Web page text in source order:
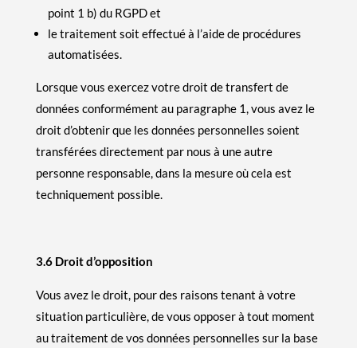
point 1 b) du RGPD et
le traitement soit effectué à l’aide de procédures
automatisées.
Lorsque vous exercez votre droit de transfert de
données conformément au paragraphe 1, vous avez le
droit d’obtenir que les données personnelles soient
transférées directement par nous à une autre
personne responsable, dans la mesure où cela est
techniquement possible.
3.6 Droit d’opposition
Vous avez le droit, pour des raisons tenant à votre
situation particulière, de vous opposer à tout moment
au traitement de vos données personnelles sur la base